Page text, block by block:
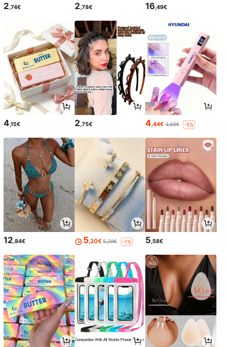
2 ,74€ 2 ,78€ 16 ,49€
4,15€ 2,75€ 4,44€ 4,69€ -5%
12,84€ 5,20€ 5,29€ -1% 5,58€